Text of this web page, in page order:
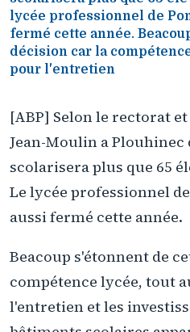
lycée professionnel de
fermé cette année.
décision car la
pour l'entretien
[ABP] Selon le rectorat
Jean-Moulin a Plouhinec
scolarisera plus que 65
Le lycée professionnel
aussi fermé cette année.
Beacoup s'étonnent de
compétence lycée, tout
l'entretien et les